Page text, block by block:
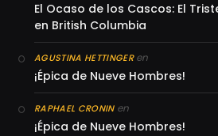
El Ocaso de los Cascos: El
en British Columbia
AGUSTINA HETTINGERen
¡Épica de Nueve Hombres!
RAPHAEL CRONINen
¡Épica de Nueve Hombres!